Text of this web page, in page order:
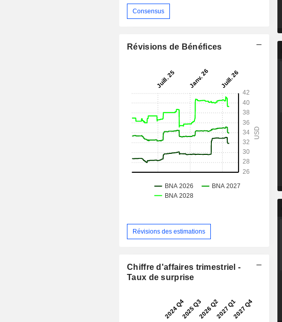
Consensus
Révisions de Bénéfices
Révisions des estimations
Chiffre d'affaires trimestriel -
Taux de surprise